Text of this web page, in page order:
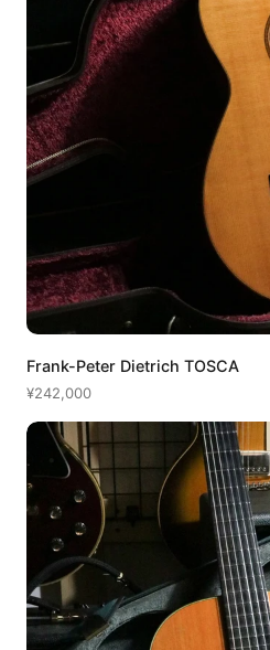
Frank-Peter Dietrich TOSCA
¥242,000